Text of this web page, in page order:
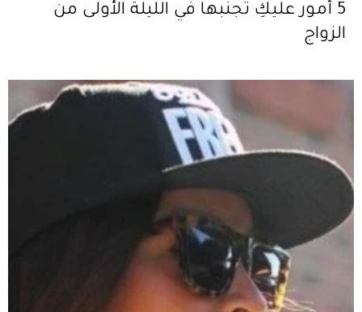
5 أمور عليكِ تجنّبها في الليلة الأولى من
الزواج